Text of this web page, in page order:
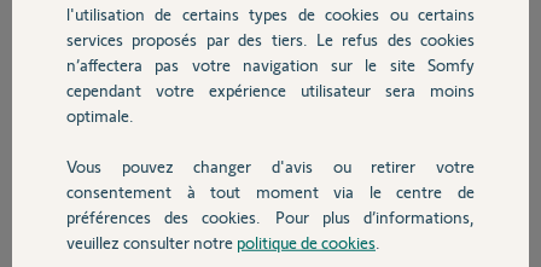
Autres produits
Devis avec un pro
Contact
il y a 9 mois
Participer au fil de discussion
Réponses
Bonjour Christophe,
il fat contacter Velux afin de voir si il est possible d'envoyer la clé Io
l'utilisation de certains types de cookies ou certains
services proposés par des tiers. Le refus des cookies
n’affectera pas votre navigation sur le site Somfy
cependant votre expérience utilisateur sera moins
optimale.
Vous pouvez changer d'avis ou retirer votre
consentement à tout moment via le centre de
préférences des cookies. Pour plus d’informations,
veuillez consulter notre politique de cookies